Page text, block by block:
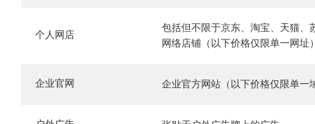
个人网店
包括但不限于京东、淘宝、天猫、
网络店铺（以下价格仅限单一网址
企业官网 企业官方网站（以下价格仅限单一